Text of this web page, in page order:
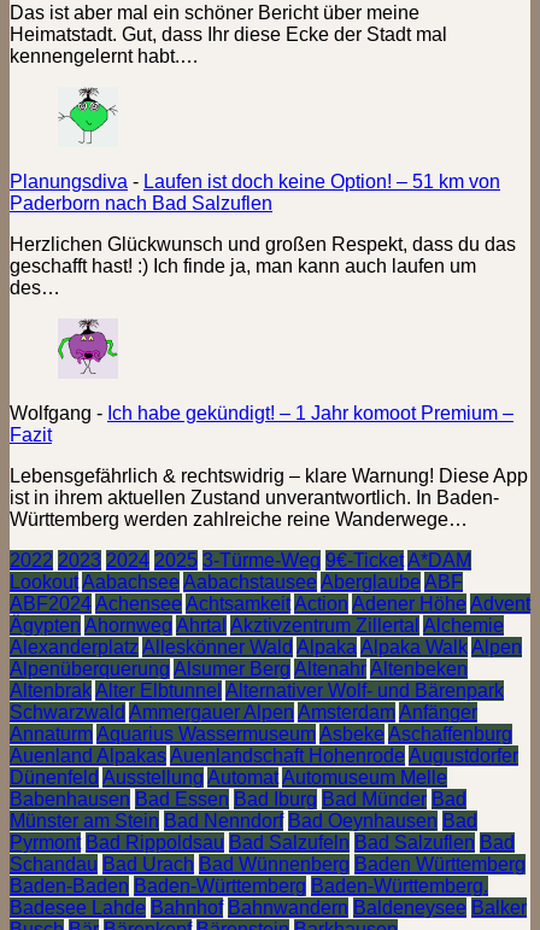
Das ist aber mal ein schöner Bericht über meine
Heimatstadt. Gut, dass Ihr diese Ecke der Stadt mal
kennengelernt habt.…
Planungsdiva - Laufen ist doch keine Option! – 51 km von
Paderborn nach Bad Salzuflen
Herzlichen Glückwunsch und großen Respekt, dass du das
geschafft hast! :) Ich finde ja, man kann auch laufen um
des…
Wolfgang - Ich habe gekündigt! – 1 Jahr komoot Premium –
Fazit
Lebensgefährlich & rechtswidrig – klare Warnung! Diese App
ist in ihrem aktuellen Zustand unverantwortlich. In Baden-
Württemberg werden zahlreiche reine Wanderwege…
2022 2023 2024 2025 3-Türme-Weg 9€-TicketA*DAM
LookoutAabachseeAabachstauseeAberglaubeABF
ABF2024AchenseeAchtsamkeitAction Adener HöheAdvent
Ägypten Ahornweg Ahrtal Akztivzentrum Zillertal Alchemie
Alexanderplatz Alleskönner Wald Alpaka Alpaka WalkAlpen
Alpenüberquerung Alsumer Berg AltenahrAltenbeken
AltenbrakAlter Elbtunnel Alternativer Wolf- und Bärenpark
Schwarzwald Ammergauer Alpen AmsterdamAnfänger
AnnaturmAquarius WassermuseumAsbekeAschaffenburg
Auenland AlpakasAuenlandschaft HohenrodeAugustdorfer
Dünenfeld Ausstellung AutomatAutomuseum Melle
Babenhausen Bad Essen Bad Iburg Bad Münder Bad
Münster am Stein Bad Nenndorf Bad Oeynhausen Bad
Pyrmont Bad Rippoldsau Bad Salzufeln Bad Salzuflen Bad
Schandau Bad Urach Bad Wünnenberg Baden Württemberg
Baden-Baden Baden-Württemberg Baden-Württemberg.
Badesee Lahde Bahnhof Bahnwandern Baldeneysee Balker